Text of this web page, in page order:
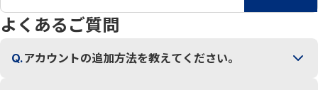
よくあるご質問
Q.アカウントの追加方法を教えてください。